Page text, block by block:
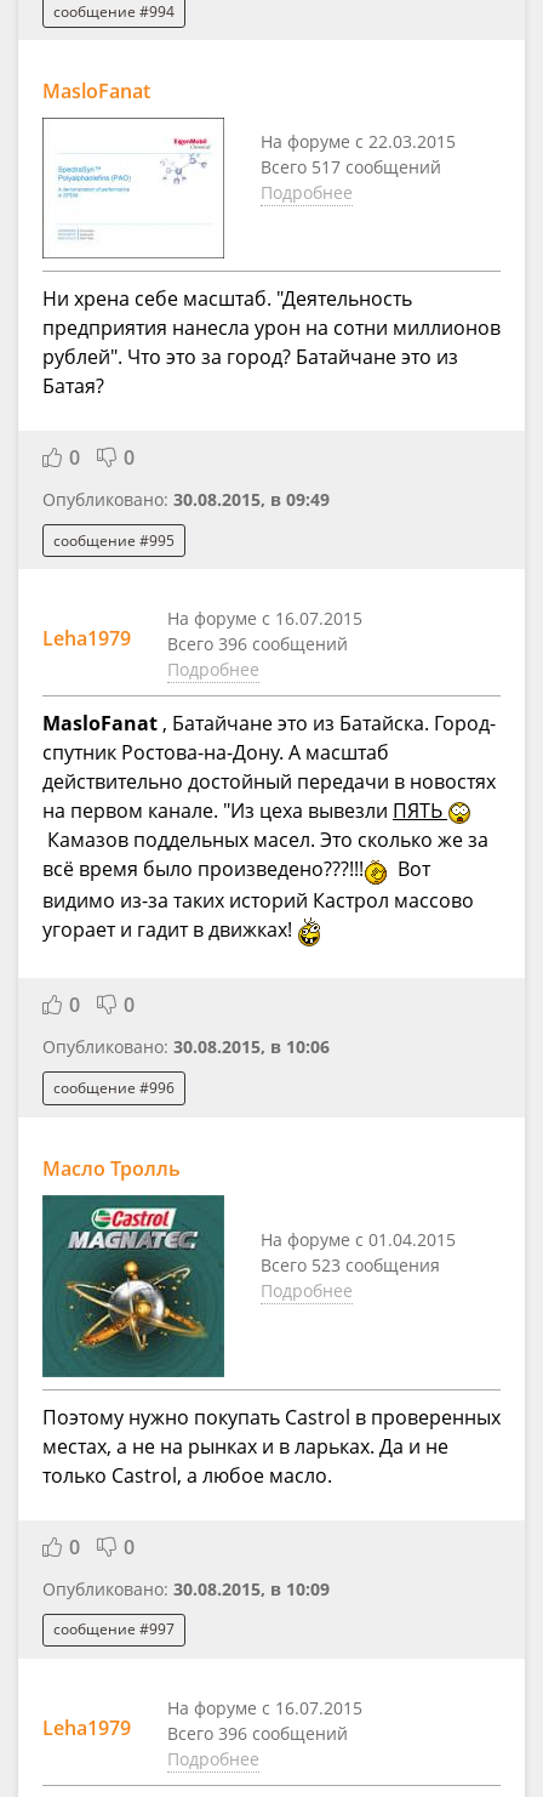
сообщение #994
MasloFanat
На форуме с 22.03.2015
Всего 517 сообщений
Подробнее
Ни хрена себе масштаб. "Деятельность
предприятия нанесла урон на сотни миллионов
рублей". Что это за город? Батайчане это из
Батая?
0 0
Опубликовано: 30.08.2015, в 09:49
сообщение #995
Leha1979
На форуме с 16.07.2015
Всего 396 сообщений
Подробнее
MasloFanat, Батайчане это из Батайска. Город-
спутник Ростова-на-Дону. А масштаб
действительно достойный передачи в новостях
на первом канале. "Из цеха вывезли ПЯТЬ
Камазов поддельных масел. Это сколько же за
всё время было произведено???!!!
Вот
видимо из-за таких историй Кастрол массово
угорает и гадит в движках!
0 0
Опубликовано: 30.08.2015, в 10:06
сообщение #996
Масло Тролль
На форуме с 01.04.2015
Всего 523 сообщения
Подробнее
Поэтому нужно покупать Castrol в проверенных
местах, а не на рынках и в ларьках. Да и не
только Castrol, а любое масло.
0 0
Опубликовано: 30.08.2015, в 10:09
сообщение #997
Leha1979
На форуме с 16.07.2015
Всего 396 сообщений
Подробнее